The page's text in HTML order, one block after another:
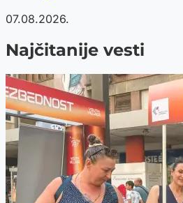
07.08.2026.
Najčitanije vesti